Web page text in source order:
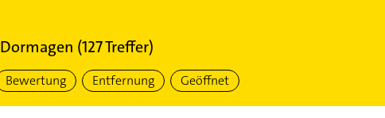
Dormagen (127Treffer)
Bewertung Entfernung Geöffnet